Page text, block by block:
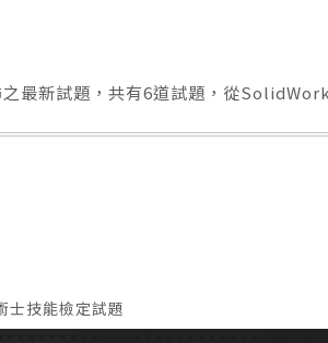
之最新試題，共有6道試題，從
士技能檢定試題